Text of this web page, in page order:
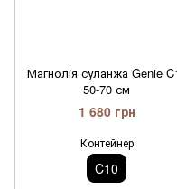
Магнолія суланжа Genie
50-70 см
1 680 грн
Контейнер
C10